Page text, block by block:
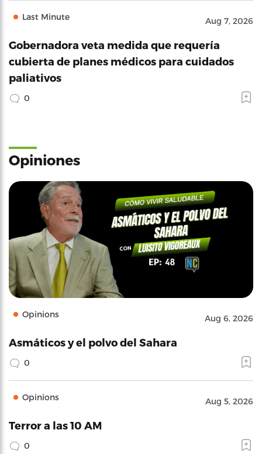
Last Minute Aug 7, 2026
Gobernadora veta medida que requería
cubierta de planes médicos para cuidados
paliativos
0
Opiniones
Opinions Aug 6, 2026
Asmáticos y el polvo del Sahara
0
Opinions Aug 5, 2026
Terror a las 10 AM
0